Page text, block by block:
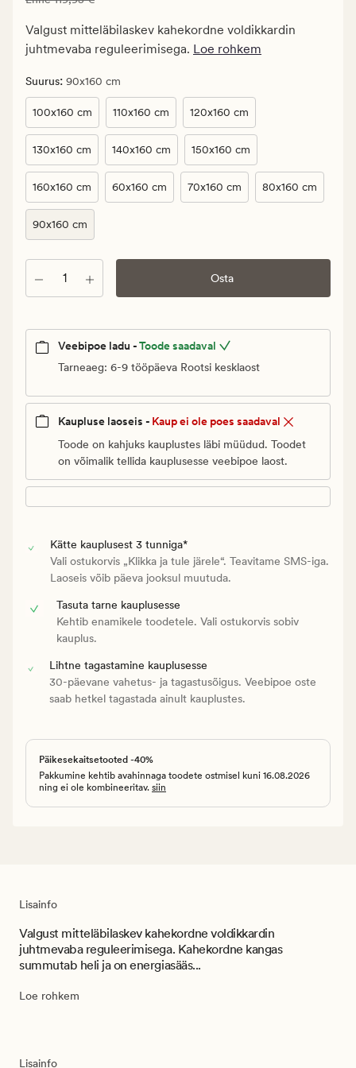
71,97
€.
Vanlig
119,95
€
Valgust mitteläbilaskev kahekordne voldikkardin
juhtmevaba reguleerimisega. Loe rohkem
Suurus: 90x160 cm
100x160 cm 110x160 cm 120x160 cm
130x160 cm 140x160 cm 150x160 cm
160x160 cm 60x160 cm 70x160 cm 80x160 cm
90x160 cm
Kogus Osta
Veebipoe ladu -Toode saadaval
Tarneaeg: 6-9 tööpäeva Rootsi kesklaost
Kaupluse laoseis - Kaup ei ole poes saadaval
Toode on kahjuks kauplustes läbi müüdud. Toodet
on võimalik tellida kauplusesse veebipoe laost.
Kätte kauplusest 3 tunniga*
Vali ostukorvis „Klikka ja tule järele“. Teavitame SMS-iga.
Laoseis võib päeva jooksul muutuda.
Tasuta tarne kauplusesse
Kehtib enamikele toodetele. Vali ostukorvis sobiv
kauplus.
Lihtne tagastamine kauplusesse
30-päevane vahetus- ja tagastusõigus. Veebipoe oste
saab hetkel tagastada ainult kauplustes.
Päikesekaitsetooted -40%
Pakkumine kehtib avahinnaga toodete ostmisel kuni 16.08.2026
ning ei ole kombineeritav. siin
Lisainfo
Valgust mitteläbilaskev kahekordne voldikkardin
juhtmevaba reguleerimisega. Kahekordne kangas
summutab heli ja on energiasääs...
Loe rohkem
Lisainfo